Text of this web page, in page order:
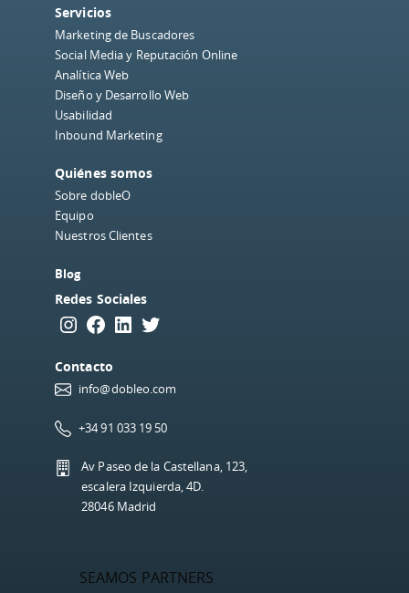
Servicios
Marketing de Buscadores
Social Media y Reputación Online
Analítica Web
Diseño y Desarrollo Web
Usabilidad
Inbound Marketing
Quiénes somos
Sobre dobleO
Equipo
Nuestros Clientes
Blog
Redes Sociales
Instagram Facebook LinkedIn Twitter
Contacto
info@dobleo.com
+34 91 033 19 50
Av Paseo de la Castellana, 123,
escalera Izquierda, 4D.
28046 Madrid
SEAMOS PARTNERS